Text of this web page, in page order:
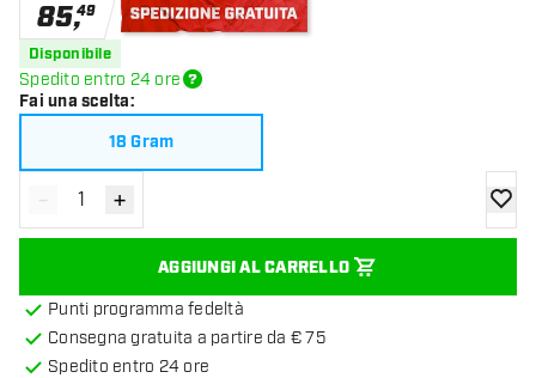
85,49
Disponibile
Spedito entro 24 ore
Fai una scelta:
18 Gram
Diminuisci quantità
- Aumenta quantità
+
AGGIUNGI AL CARRELLO
Punti programma fedeltà
Consegna gratuita a partire da € 75
Spedito entro 24 ore